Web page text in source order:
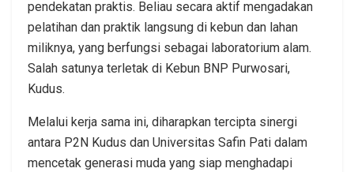
pendekatan praktis. Beliau secara aktif mengadakan
pelatihan dan praktik langsung di kebun dan lahan
miliknya, yang berfungsi sebagai laboratorium alam.
Salah satunya terletak di Kebun BNP Purwosari,
Kudus.
Melalui kerja sama ini, diharapkan tercipta sinergi
antara P2N Kudus dan Universitas Safin Pati dalam
mencetak generasi muda yang siap menghadapi